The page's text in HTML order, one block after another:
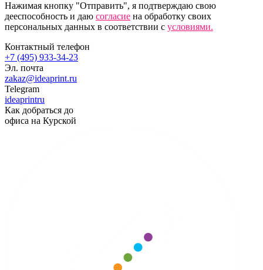
Нажимая кнопку "Отправить", я подтверждаю свою
дееспособность и даю согласие на обработку своих
персональных данных в соответствии с условиями.
Контактный телефон
+7 (495) 933-34-23
Эл. почта
zakaz@ideaprint.ru
Telegram
ideaprintru
Как добраться до
офиса на Курской